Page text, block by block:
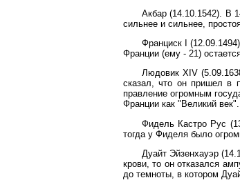
Акбар (14.10.1542). В
сильнее и сильнее,
Франциск I
Франции (ему - 21)
Людовик XIV
сказал, что он пришел в
правление огромным
Франции как "Великий век".
Фидель Кастро Рус
тогда у Фиделя было
Дуайт Эйзенхауэр
крови, то он отказался
до темноты, в котором